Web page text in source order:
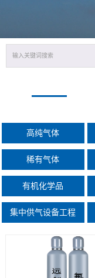
高纯气体
稀有气体
有机化学品
集中供气设备工程